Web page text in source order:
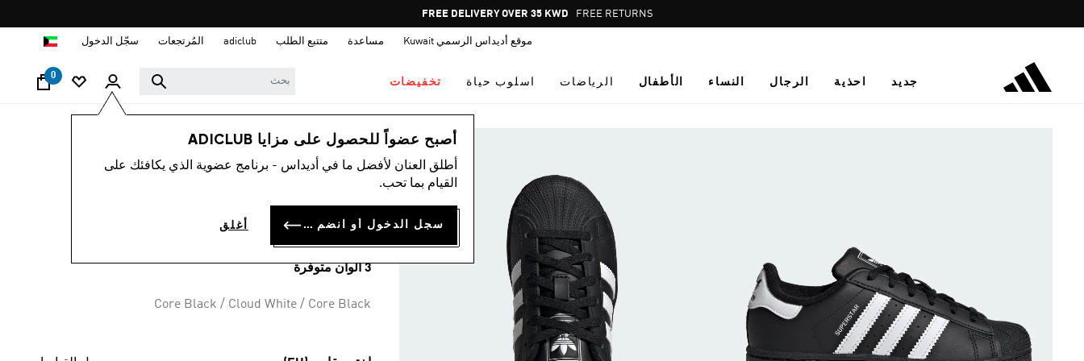
Pause
promotion
FREE DELIVERY OVER 35 KWD FREE RETURNS
موقع أديداس الرسمي Kuwait مساعدة متتبع الطلب adiclub المُرتجعات سجّل الدخول
جديد احذية الرجال النساء الأطفال الرياضات اسلوب حياة تخفيضات
0
أصبح عضواً للحصول على مزايا ADICLUB
أطلق العنان لأفضل ما في أديداس - برنامج عضوية الذي يكافئك على
القيام بما تحب.
سجل الدخول أو انضم الآن أغلق
الأطفال أحذية
حذاء للأطفال
SUPERSTAR II
3 ألوان متوفرة
Core Black / Cloud White / Core Black